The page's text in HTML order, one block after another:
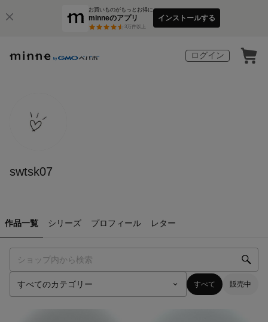
お買いものがもっとお得に
minneのアプリ
3万件以上
インストールする
ログイン
swtsk07
作品一覧 シリーズ プロフィール レター
すべて 販売中